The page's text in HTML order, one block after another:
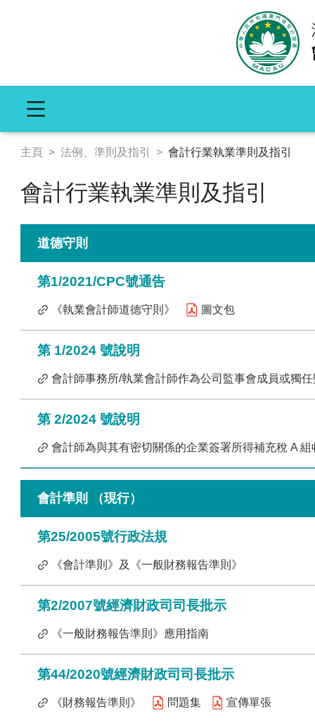
會計師持
會計行
主頁 > 法例、準則及指引 > 會計行業執業準則及指引
會計行業執業準則及指引
道德守則
第1/2021/CPC號通告
《執業會計師道德守則》 圖文包
第 1/2024 號說明
會計師事務所/執業會計師作為公司監事會成員或獨
第 2/2024 號說明
會計師為與其有密切關係的企業簽署所得補充稅 A
會計準則 （現行）
第25/2005號行政法規
《會計準則》及《一般財務報告準則》
第2/2007號經濟財政司司長批示
《一般財務報告準則》應用指南
第44/2020號經濟財政司司長批示
《財務報告準則》 問題集 宣傳單張